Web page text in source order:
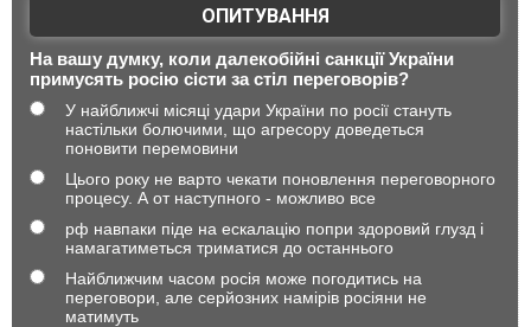
ОПИТУВАННЯ
На вашу думку, коли далекобійні санкції України
примусять росію сісти за стіл переговорів?
У найближчі місяці удари України по росії стануть
настільки болючими, що агресору доведеться
поновити перемовини
Цього року не варто чекати поновлення переговорного
процесу. А от наступного - можливо все
рф навпаки піде на ескалацію попри здоровий глузд і
намагатиметься триматися до останнього
Найближчим часом росія може погодитись на
переговори, але серйозних намірів росіяни не
матимуть